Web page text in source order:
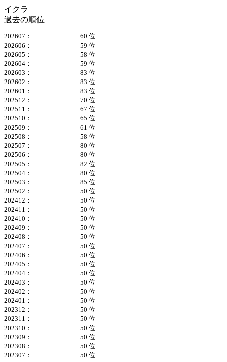
イクラ
過去の順位
202607：
60 位
202606：
59 位
202605：
58 位
202604：
59 位
202603：
83 位
202602：
83 位
202601：
83 位
202512：
70 位
202511：
67 位
202510：
65 位
202509：
61 位
202508：
58 位
202507：
80 位
202506：
80 位
202505：
82 位
202504：
80 位
202503：
85 位
202502：
50 位
202412：
50 位
202411：
50 位
202410：
50 位
202409：
50 位
202408：
50 位
202407：
50 位
202406：
50 位
202405：
50 位
202404：
50 位
202403：
50 位
202402：
50 位
202401：
50 位
202312：
50 位
202311：
50 位
202310：
50 位
202309：
50 位
202308：
50 位
202307：
50 位